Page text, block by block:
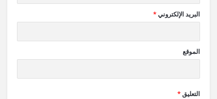
البريد الإلكتروني*
الموقع
التعليق*